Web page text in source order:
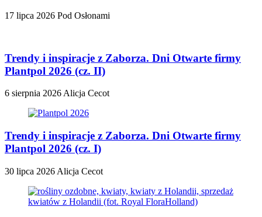
17 lipca 2026 Pod Osłonami
Trendy i inspiracje z Zaborza. Dni Otwarte firmy
Plantpol 2026 (cz. II)
6 sierpnia 2026Alicja Cecot
Trendy i inspiracje z Zaborza. Dni Otwarte firmy
Plantpol 2026 (cz. I)
30 lipca 2026 Alicja Cecot